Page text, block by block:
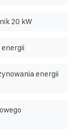
20 kW
energii